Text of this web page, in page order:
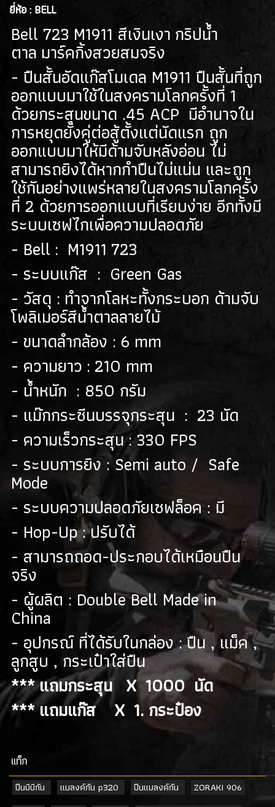
ปืนยาวไฟฟ้า AEG RIFLES (309)
ปืนยาวสปริง SPRING AIRSOFT RIFLES(86)
แบลงค์กัน BLANK GUN
ปืนแบล๊งค์กัน BLANK GUN (276)
BLANK CARTRIDGE(10)
SCOPE/ GAS/อุปกรณ์เสริม
GAS/กระสุนบีบีกัน(47)
SCOPE , RED DOT(38)
อุปกรณ์เสริม
ยี่ห้อ : BELL
Bell 723 M1911 สีเงินเงา กริปน้ำ
ตาล มาร์คกิ้งสวยสมจริง
- ปืนสั้นอัดแก๊สโมเดล M1911 ปืนสั้นที่ถูก
ออกแบบมาใช้ในสงครามโลกครั้งที่ 1
ด้วยกระสุนขนาด .45 ACP มีอำนาจใน
การหยุดยั้งคู่ต่อสู้ตั้งแต่นัดแรก ถูก
ออกแบบมาให้มีด้ามจับหลังอ่อน ไม่
สามารถยิงได้หากกำปืนไม่แน่น และถูก
ใช้กันอย่างแพร่หลายในสงครามโลกครั้ง
ที่ 2 ด้วยการออกแบบที่เรียบง่าย อีกทั้งมี
ระบบเซฟไกเพื่อความปลอดภัย
- Bell : M1911 723
- ระบบแก๊ส : Green Gas
- วัสดุ : ทำจากโลหะทั้งกระบอก ด้ามจับ
โพลิเมอร์สีน้ำตาลลายไม้
- ขนาดลำกล้อง : 6 mm
- ความยาว : 210 mm
- น้ำหนัก : 850 กรัม
- แม๊กกระซีนบรรจุกระสุน : 23 นัด
- ความเร็วกระสุน : 330 FPS
- ระบบการยิง : Semi auto / Safe
Mode
- ระบบความปลอดภัยเซฟล็อค : มี
- Hop-Up : ปรับได้
- สามารถถอด-ประกอบได้เหมือนปืน
จริง
- ผู้ผลิต : Double Bell Made in
China
- อุปกรณ์ ที่ได้รับในกล่อง : ปืน , แม็ค ,
ลูกสูบ , กระเป๋าใส่ปืน
*** แถมกระสุน X 1000 นัด
*** แถมแก๊ส X 1. กระป๋อง
เเท็ก
ปืนบีบีกัน แบลงค์กัน p320 ปืนแบลงค์กัน
ZORAKI 906